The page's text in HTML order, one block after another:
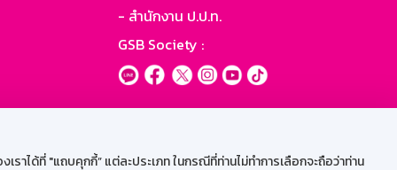
ได้ที่ "แถบคุกกี้” แต่ละประเภท ในกรณีที่ท่านไม่ทำการเลือกจะถือว่าท่าน
- สำนักงาน ป.ป.ท.
GSB Society :